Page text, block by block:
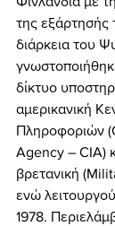
της εξάρτησής
διάρκεια του
δίκτυο
αμερικανική
Πληροφοριών
Agency – CIA)
βρετανική
ενώ
1978.